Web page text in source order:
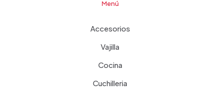
Menú
Accesorios
Vajilla
Cocina
Cuchilleria